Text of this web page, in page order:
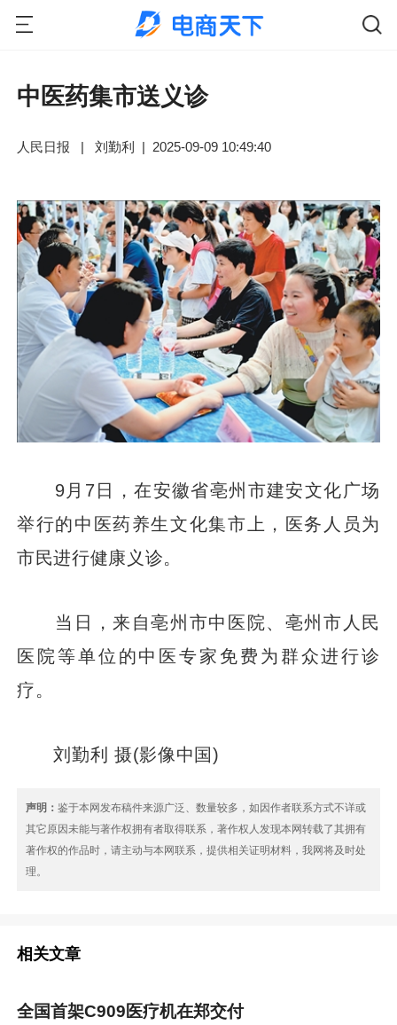
中医药集市送义诊
人民日报 | 刘勤利 | 2025-09-09 10:49:40
9月7日，在安徽省亳州市建安文化广场
举行的中医药养生文化集市上，医务人员为
市民进行健康义诊。
当日，来自亳州市中医院、亳州市人民
医院等单位的中医专家免费为群众进行诊
疗。
刘勤利 摄(影像中国)
声明：鉴于本网发布稿件来源广泛、数量较多，如因作者联系方式不详或
其它原因未能与著作权拥有者取得联系，著作权人发现本网转载了其拥有
著作权的作品时，请主动与本网联系，提供相关证明材料，我网将及时处
理。
相关文章
全国首架C909医疗机在郑交付